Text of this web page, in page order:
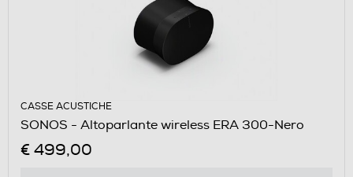
CASSE ACUSTICHE
SONOS - Altoparlante wireless ERA 300-Nero
€ 499,00